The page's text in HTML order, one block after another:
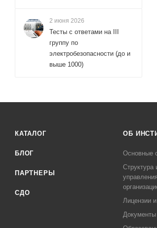
2 июня 2026
Тесты с ответами на III
группу по
электробезопасности (до и
выше 1000)
КАТАЛОГ
БЛОГ
ПАРТНЕРЫ
СДО
ОБ
Основные
Структура
Лицензии
Документы